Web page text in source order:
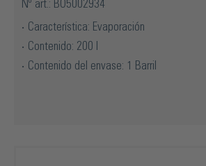
Nº art.: BO5002934
Característica: Evaporación
Contenido: 200 l
Contenido del envase: 1 Barril